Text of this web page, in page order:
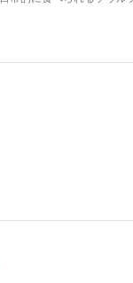
ドリンクを提供